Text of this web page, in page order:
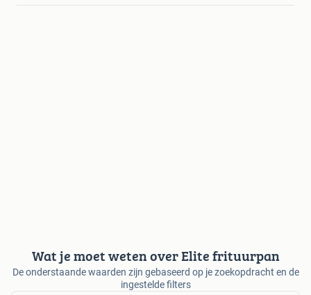
Wat je moet weten over Elite frituurpan
De onderstaande waarden zijn gebaseerd op je zoekopdracht en de
ingestelde filters